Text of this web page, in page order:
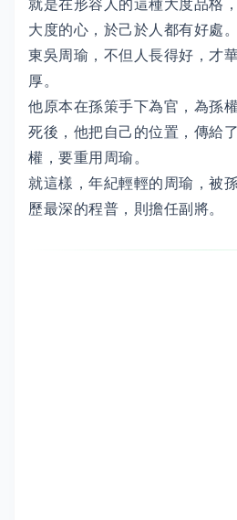
就是在形容人的這種大度品格
大度的心，於己於人都有好處。
東吳周瑜，不但人長得好，才
厚。
他原本在孫策手下為官，為孫
死後，他把自己的位置，傳給
權，要重用周瑜。
就這樣，年紀輕輕的周瑜，被
歷最深的程普，則擔任副將。